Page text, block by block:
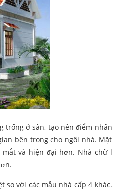
trống ở sân, tạo nên điểm nhấn
bên trong cho ngôi nhà. Mặt
và hiện đại hơn. Nhà chữ l
so với các mẫu nhà cấp 4 khác.